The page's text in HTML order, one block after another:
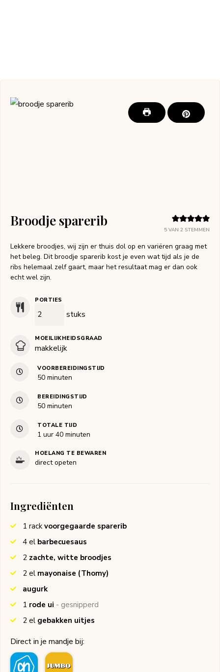
5 VAN 2 STEMMEN
Broodje sparerib
Lekkere broodjes, wij zijn er thuis dol op en variëren graag met
het beleg. Dit broodje sparerib kost je even wat tijd als je de
ribs helemaal zelf gaart, maar het resultaat mag er dan ook
echt wel zijn.
PORTIES
stuks
MOEILIJKHEIDSGRAAD
makkelijk
VOORBEREIDINGSTIJD
50minuten
minuten
BEREIDINGSTIJD
50minuten
minuten
TOTALE TIJD
1 uur
uur 40minuten
minuten
HOELANG TE BEWAREN
direct opeten
Ingrediënten
1 rack voorgegaarde sparerib
4 el barbecuesaus
2 zachte, witte broodjes
2 el mayonaise (Thomy)
augurk
1 rode ui - gesnipperd
2 el gebakken uitjes
Direct in je mandje bij: